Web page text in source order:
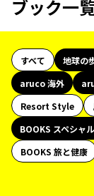
ブック一
すべて 地球の
aruco 海外
Resort Style
BOOKS スペシャ
BOOKS 旅と健康